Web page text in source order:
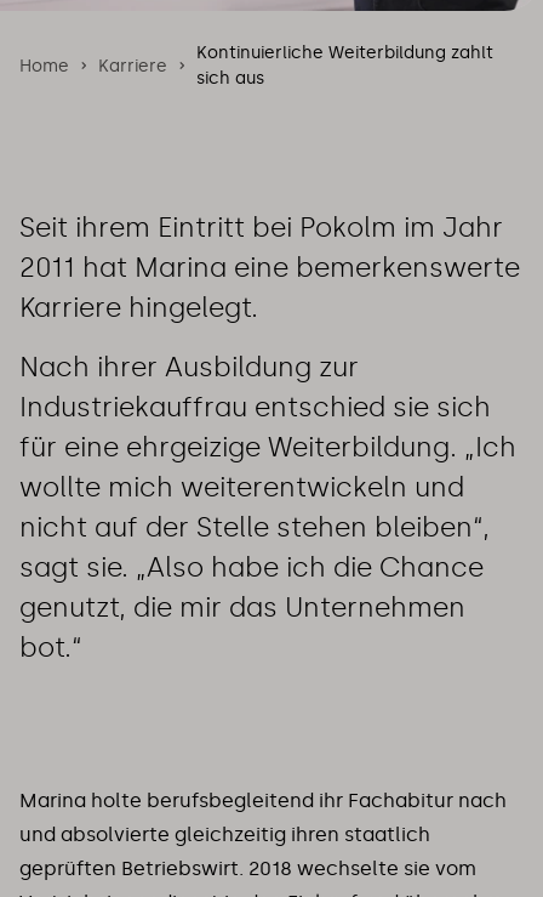
Home Karriere
Kontinuierliche Weiterbildung zahlt
sich aus
Seit ihrem Eintritt bei Pokolm im Jahr
2011 hat Marina eine bemerkenswerte
Karriere hingelegt.
Nach ihrer Ausbildung zur
Industriekauffrau entschied sie sich
für eine ehrgeizige Weiterbildung. „Ich
wollte mich weiterentwickeln und
nicht auf der Stelle stehen bleiben“,
sagt sie. „Also habe ich die Chance
genutzt, die mir das Unternehmen
bot.“
Marina holte berufsbegleitend ihr Fachabitur nach
und absolvierte gleichzeitig ihren staatlich
geprüften Betriebswirt. 2018 wechselte sie vom